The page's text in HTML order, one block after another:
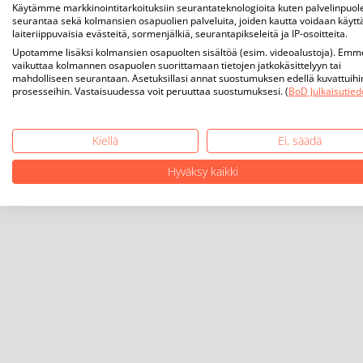
Käytämme markkinointitarkoituksiin seurantateknologioita kuten
seurantaa sekä kolmansien osapuolien palveluita, joiden kautta voidaan
laiteriippuvaisia evästeitä, sormenjälkiä, seurantapikseleitä ja IP-osoitteita.
Upotamme lisäksi kolmansien osapuolten sisältöä (esim. videoalustoja).
vaikuttaa kolmannen osapuolen suorittamaan tietojen jatkokäsittelyyn tai
mahdolliseen seurantaan. Asetuksillasi annat suostumuksen edellä
prosesseihin. Vastaisuudessa voit peruuttaa suostumuksesi. (BoD
Kiellä
Ei, säädä
Hyväksy kaikki